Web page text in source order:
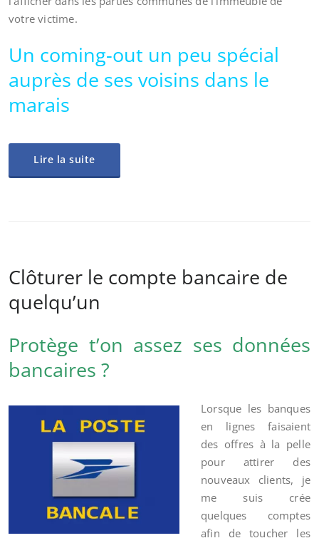
votre victime.
Un coming-out un peu spécial
auprès de ses voisins dans le
marais
Lire la suite
Clôturer le compte bancaire de
quelqu’un
Protège t’on assez ses données
bancaires ?
Lorsque les banques
en lignes faisaient
des offres à la pelle
pour attirer des
nouveaux clients, je
me suis crée
quelques comptes
afin de toucher les